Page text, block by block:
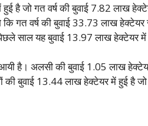
है जो गत वर्ष की बुवाई 7.82 लाख
गत वर्ष की बुवाई 33.73 लाख
साल यह बुवाई 13.97 लाख
है। अलसी की बुवाई 1.05 लाख
बुवाई 13.44 लाख हेक्टेयर में हुई है